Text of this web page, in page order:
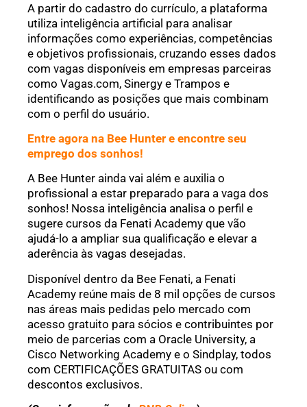
A partir do cadastro do currículo, a plataforma
utiliza inteligência artificial para analisar
informações como experiências, competências
e objetivos profissionais, cruzando esses dados
com vagas disponíveis em empresas parceiras
como Vagas.com, Sinergy e Trampos e
identificando as posições que mais combinam
com o perfil do usuário.
Entre agora na Bee Hunter e encontre seu
emprego dos sonhos!
A Bee Hunter ainda vai além e auxilia o
profissional a estar preparado para a vaga dos
sonhos! Nossa inteligência analisa o perfil e
sugere cursos da Fenati Academy que vão
ajudá-lo a ampliar sua qualificação e elevar a
aderência às vagas desejadas.
Disponível dentro da Bee Fenati, a Fenati
Academy reúne mais de 8 mil opções de cursos
nas áreas mais pedidas pelo mercado com
acesso gratuito para sócios e contribuintes por
meio de parcerias com a Oracle University, a
Cisco Networking Academy e o Sindplay, todos
com CERTIFICAÇÕES GRATUITAS ou com
descontos exclusivos.